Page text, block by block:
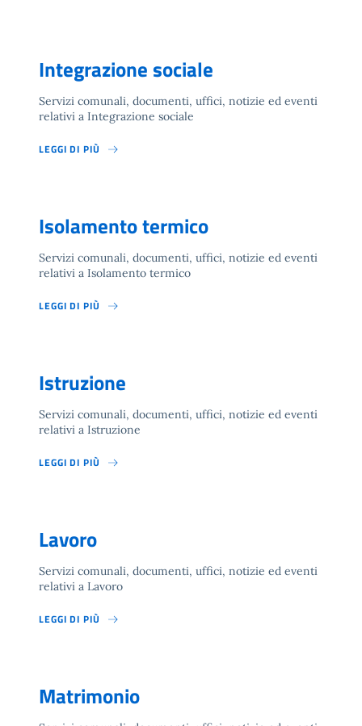
Integrazione sociale
Servizi comunali, documenti, uffici, notizie ed eventi
relativi a Integrazione sociale
LEGGI DI PIÙ
Isolamento termico
Servizi comunali, documenti, uffici, notizie ed eventi
relativi a Isolamento termico
LEGGI DI PIÙ
Istruzione
Servizi comunali, documenti, uffici, notizie ed eventi
relativi a Istruzione
LEGGI DI PIÙ
Lavoro
Servizi comunali, documenti, uffici, notizie ed eventi
relativi a Lavoro
LEGGI DI PIÙ
Matrimonio